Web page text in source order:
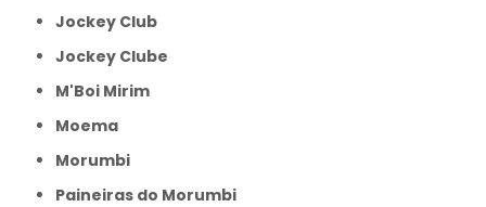
Jockey Club
Jockey Clube
M'Boi Mirim
Moema
Morumbi
Paineiras do Morumbi